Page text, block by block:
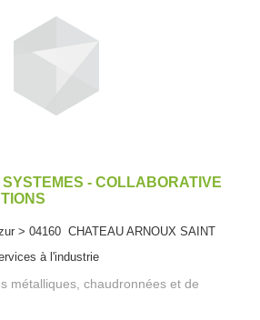
SYSTEMES - COLLABORATIVE
> 04160 CHATEAU ARNOUX SAINT
à l'industrie
métalliques, chaudronnées et de